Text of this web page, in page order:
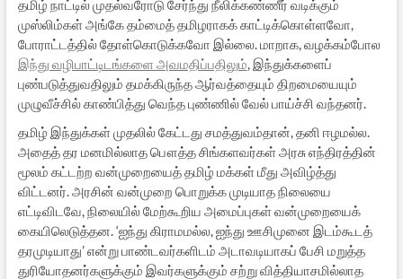
தமிழ் நாட்டில் முதல்வரோடு சேர்ந்து நீலிக்கண்ணீர் வடிக்கும்
முஸ்லிம்கள் அங்கே தம்மைத் தமிழராகக் காட்டிக்கொள்ளவோ,
போராட்டத்தில் தோள்கொடுக்கவோ இல்லை. மாறாக, வழக்கம்போல
இந்து வழிபாட்டிடங்களை அவமதிப்பதிலும், இந்துக்களைப்
புண்படுத்துவதிலும் தமக்கிருந்த ஆர்வத்தையும் திறமையையும்
முழுவீச்சில் காண்பித்து வெந்த புண்ணில் வேல் பாய்ச்சி வந்தனர்.
தமிழ் இந்துக்கள் முதலில் கேட்டது சமத்துவம்தான், தனி ஈழமல்ல.
அதைத் தர மனமில்லாத பௌத்த சிங்களவர்கள் அரசு எந்திரத்தின்
மூலம் கட்டற்ற வன்முறையைத் தமிழ் மக்கள் மீது அவிழ்த்து
விட்டனர். அரசின் வன்முறை பொறுக்க முடியாத நிலையை
எட்டிவிடவே, நிலையில் மேற்கூறிய அமைப்புகள் வன்முறையைக்
கையிலெடுத்தன. ‘ஐந்து கிராமமல்ல, ஐந்து ஊசிமுனை இடம்கூடத்
தரமுடியாது’ என்று பாண்டவர்களிடம் அடாவடியாகப் பேசி மறுத்த
துரியோதனர்களுக்கும் இவர்களுக்கும் சற்று வித்தியாசமில்லாத